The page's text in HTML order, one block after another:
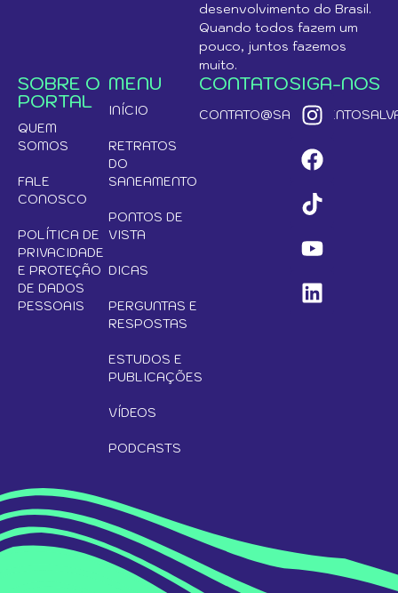
desenvolvimento do Brasil.
Quando todos fazem um
pouco, juntos fazemos
muito.
SOBRE O
PORTAL
QUEM
SOMOS
FALE
CONOSCO
POLÍTICA DE
PRIVACIDADE
E PROTEÇÃO
DE DADOS
PESSOAIS
MENU
INÍCIO
RETRATOS
DO
SANEAMENTO
PONTOS DE
VISTA
DICAS
PERGUNTAS E
RESPOSTAS
ESTUDOS E
PUBLICAÇÕES
VÍDEOS
PODCASTS
CONTATOSIGA-NOS